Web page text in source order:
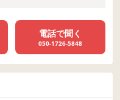
電話で聞く
050-1726-5848